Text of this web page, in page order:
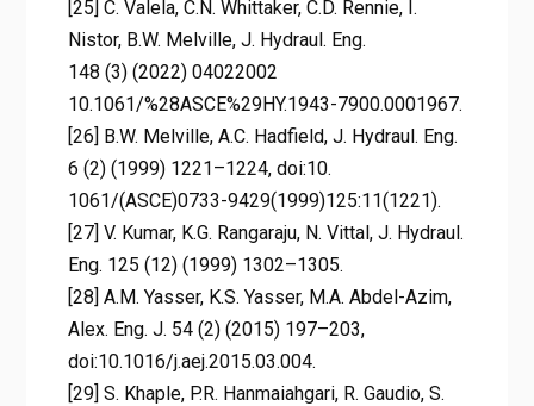
[25] C. Valela, C.N. Whittaker, C.D. Rennie, I.
Nistor, B.W. Melville, J. Hydraul. Eng.
148 (3) (2022) 04022002
10.1061/%28ASCE%29HY.1943-7900.0001967.
[26] B.W. Melville, A.C. Hadfield, J. Hydraul. Eng.
6 (2) (1999) 1221–1224, doi:10.
1061/(ASCE)0733-9429(1999)125:11(1221).
[27] V. Kumar, K.G. Rangaraju, N. Vittal, J. Hydraul.
Eng. 125 (12) (1999) 1302–1305.
[28] A.M. Yasser, K.S. Yasser, M.A. Abdel-Azim,
Alex. Eng. J. 54 (2) (2015) 197–203,
doi:10.1016/j.aej.2015.03.004.
[29] S. Khaple, P.R. Hanmaiahgari, R. Gaudio, S.